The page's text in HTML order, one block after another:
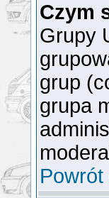
Czym
Grupy
grup
grupa